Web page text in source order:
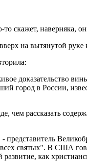
скажет, наверняка,
на вытянутой руке
доказательство
город в России,
чем рассказать
представитель
святых". В США
как